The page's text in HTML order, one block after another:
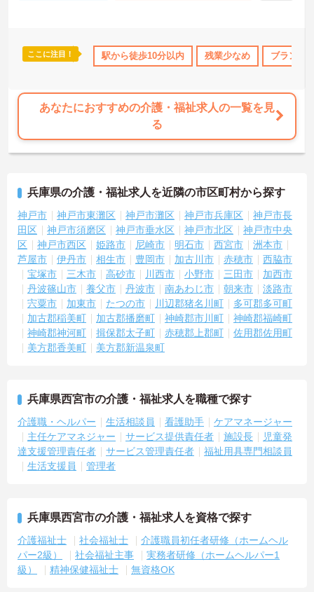
通費支給ここに注目！ 駅から徒歩10分以内 残業少なめ ブランク
あなたにおすすめの介護・福祉求人の一覧を見
る
兵庫県の介護・福祉求人を近隣の市区町村から探す
神戸市 神戸市東灘区 神戸市灘区 神戸市兵庫区
神戸市長
田区
神戸市須磨区 神戸市垂水区 神戸市北区
神戸市中央
区
神戸市西区 姫路市 尼崎市 明石市 西宮市
洲本市
芦屋市
伊丹市 相生市 豊岡市 加古川市 赤穂市
西脇市
宝塚市
三木市 高砂市 川西市 小野市 三田市
加西市
丹波篠山市
養父市 丹波市 南あわじ市 朝来市
淡路市
宍粟市
加東市 たつの市 川辺郡猪名川町
多可郡多可町
加古郡稲美町
加古郡播磨町 神崎郡市川町
神崎郡福崎町
神崎郡神河町
揖保郡太子町 赤穂郡上郡町
佐用郡佐用町
美方郡香美町
美方郡新温泉町
兵庫県西宮市の介護・福祉求人を職種で探す
介護職・ヘルパー 生活相談員 看護助手
ケアマネージャー
主任ケアマネジャー
サービス提供責任者 施設長
児童発
達支援管理責任者
サービス管理責任者
福祉用具専門相談員
生活支援員
管理者
兵庫県西宮市の介護・福祉求人を資格で探す
介護福祉士 社会福祉士
介護職員初任者研修（ホームヘル
パー2級）
社会福祉主事
実務者研修（ホームヘルパー1
級）
精神保健福祉士 無資格OK